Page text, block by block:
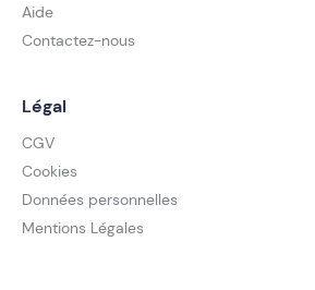
Aide
Contactez-nous
Légal
CGV
Cookies
Données personnelles
Mentions Légales